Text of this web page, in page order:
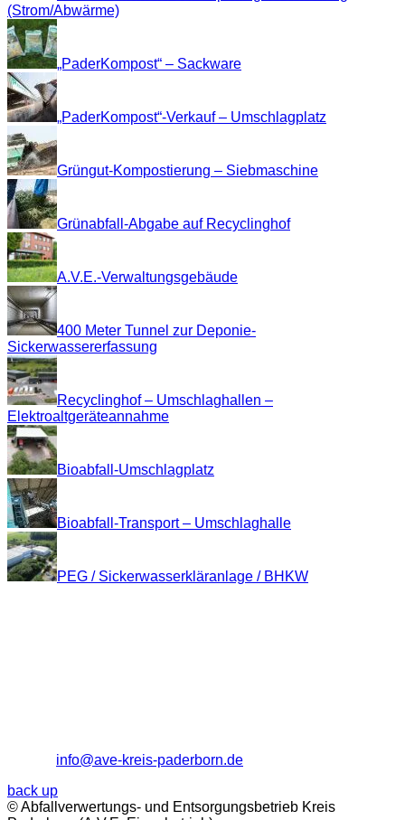
(Strom/Abwärme)
„PaderKompost“ – Sackware
„PaderKompost“-Verkauf – Umschlagplatz
Grüngut-Kompostierung – Siebmaschine
Grünabfall-Abgabe auf Recyclinghof
A.V.E.-Verwaltungsgebäude
400 Meter Tunnel zur Deponie-
Sickerwassererfassung
Recyclinghof – Umschlaghallen –
Elektroaltgeräteannahme
Bioabfall-Umschlagplatz
Bioabfall-Transport – Umschlaghalle
PEG / Sickerwasserkläranlage / BHKW
info@ave-kreis-paderborn.de
back up
© Abfallverwertungs- und Entsorgungsbetrieb Kreis